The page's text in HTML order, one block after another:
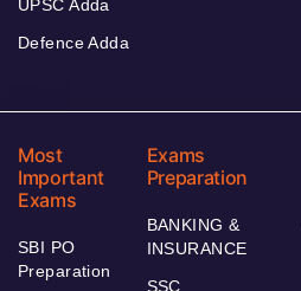
UPSC Adda
Defence Adda
Most
Important
Exams
SBI PO
Preparation
Exams
Preparation
BANKING &
INSURANCE
SSC